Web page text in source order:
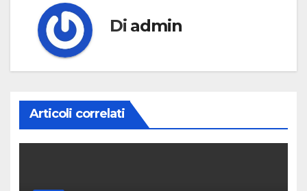
Di admin
Articoli correlati